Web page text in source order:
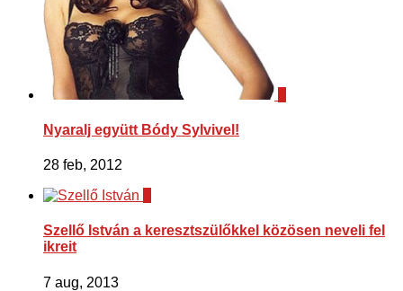
Nyaralj együtt Bódy Sylvivel!
28 feb, 2012
Szellő István a keresztszülőkkel közösen neveli fel
ikreit
7 aug, 2013